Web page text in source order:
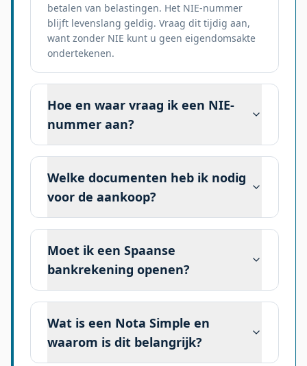
betalen van belastingen. Het NIE-nummer
blijft levenslang geldig. Vraag dit tijdig aan,
want zonder NIE kunt u geen eigendomsakte
ondertekenen.
Hoe en waar vraag ik een NIE-
nummer aan?
Welke documenten heb ik nodig
voor de aankoop?
Moet ik een Spaanse
bankrekening openen?
Wat is een Nota Simple en
waarom is dit belangrijk?